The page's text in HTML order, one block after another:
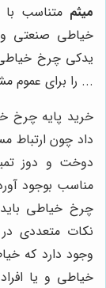
میثم متناسب
خیاطی صنعتی و
یدکی چرخ
... را برای عموم
خرید پایه چرخ
داد چون ارتباط
دوخت و دوز
مناسب بوجود
چرخ خیاطی
نکات متعددی
وجود دارد که
خیاطی و یا